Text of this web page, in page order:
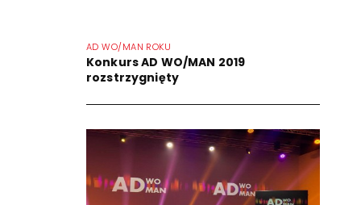
AD WO/MAN ROKU
Konkurs AD WO/MAN 2019
rozstrzygnięty